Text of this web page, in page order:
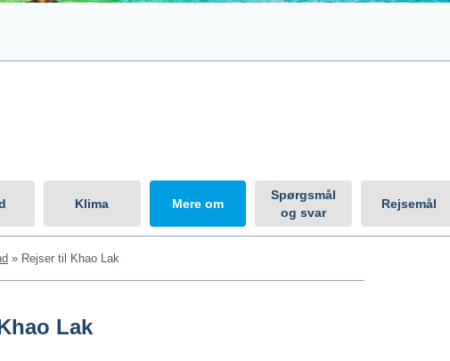
Klima Mere om
Spørgsmål
og svar
Rejsemål
» Rejser til Khao Lak
Lak